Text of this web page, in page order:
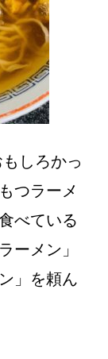
しろかっ
つラーメ
べている
ーメン」
」を頼ん